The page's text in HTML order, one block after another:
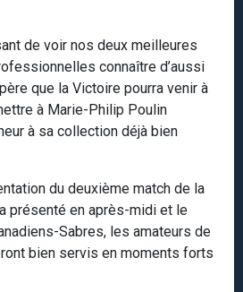
de voir nos deux meilleures
connaître d’aussi
que la Victoire pourra venir à
à Marie-Philip Poulin
à sa collection déjà bien
du deuxième match de la
présenté en après-midi et le
Sabres, les amateurs de
bien servis en moments forts